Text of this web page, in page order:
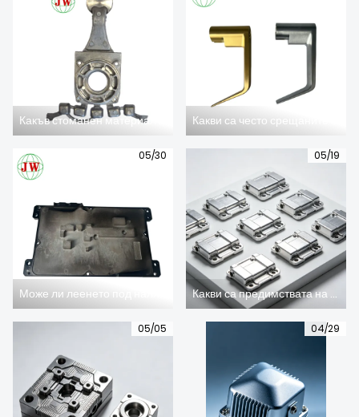
ЗА НАС
05/30 05/19
Какви са предимствата на леенето под налягане от алуминиева сплав?
05/05 04/29